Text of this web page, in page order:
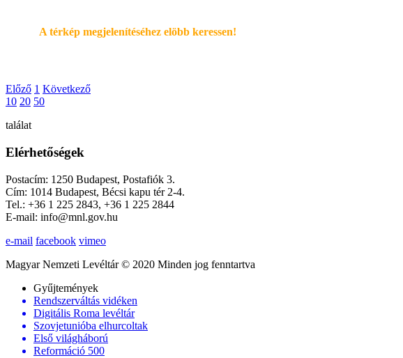
A térkép megjelenítéséhez elöbb keressen!
Előző 1 Következő
10 20 50
találat
Elérhetőségek
Postacím: 1250 Budapest, Postafiók 3.
Cím: 1014 Budapest, Bécsi kapu tér 2-4.
Tel.: +36 1 225 2843, +36 1 225 2844
E-mail: info@mnl.gov.hu
e-mail facebook vimeo
Magyar Nemzeti Levéltár © 2020 Minden jog fenntartva
Gyűjtemények
Rendszerváltás vidéken
Digitális Roma levéltár
Szovjetunióba elhurcoltak
Első világháború
Reformáció 500